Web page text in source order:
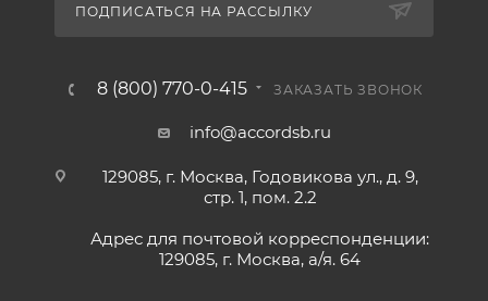
ПОДПИСАТЬСЯ НА РАССЫЛКУ
8 (800) 770-0-415 ЗАКАЗАТЬ ЗВОНОК
info@accordsb.ru
129085, г. Москва, Годовикова ул., д. 9,
стр. 1, пом. 2.2
Адрес для почтовой корреспонденции:
129085, г. Москва, а/я. 64